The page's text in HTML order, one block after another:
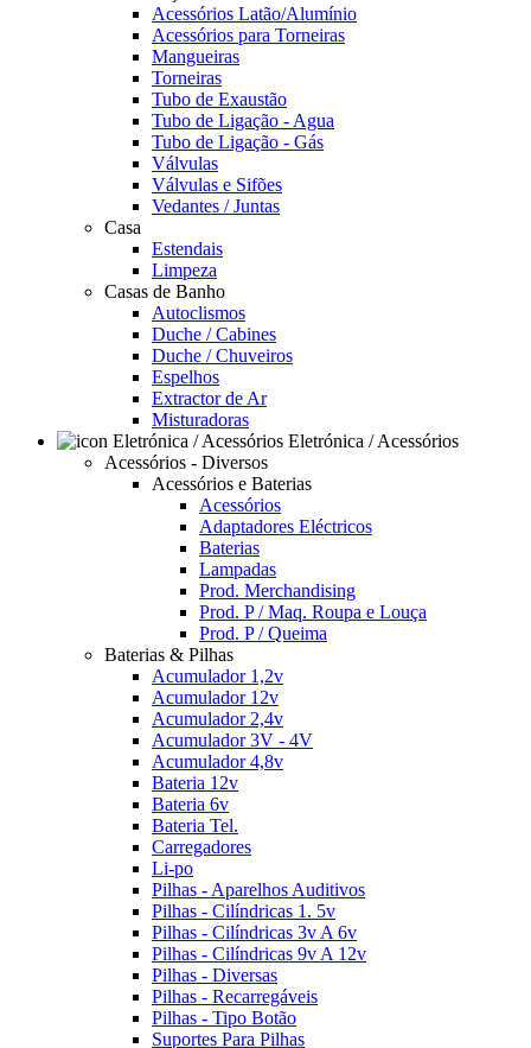
Acessórios Latão/Alumínio
Acessórios para Torneiras
Mangueiras
Torneiras
Tubo de Exaustão
Tubo de Ligação - Agua
Tubo de Ligação - Gás
Válvulas
Válvulas e Sifões
Vedantes / Juntas
Casa
Estendais
Limpeza
Casas de Banho
Autoclismos
Duche / Cabines
Duche / Chuveiros
Espelhos
Extractor de Ar
Misturadoras
Eletrónica / Acessórios
Acessórios - Diversos
Acessórios e Baterias
Acessórios
Adaptadores Eléctricos
Baterias
Lampadas
Prod. Merchandising
Prod. P / Maq. Roupa e Louça
Prod. P / Queima
Baterias & Pilhas
Acumulador 1,2v
Acumulador 12v
Acumulador 2,4v
Acumulador 3V - 4V
Acumulador 4,8v
Bateria 12v
Bateria 6v
Bateria Tel.
Carregadores
Li-po
Pilhas - Aparelhos Auditivos
Pilhas - Cilíndricas 1. 5v
Pilhas - Cilíndricas 3v A 6v
Pilhas - Cilíndricas 9v A 12v
Pilhas - Diversas
Pilhas - Recarregáveis
Pilhas - Tipo Botão
Suportes Para Pilhas